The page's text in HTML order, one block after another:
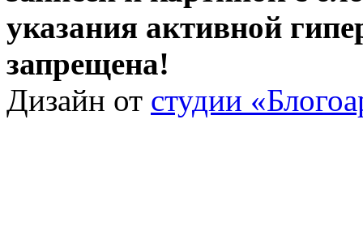
указания активной
запрещена!
Дизайн от студии